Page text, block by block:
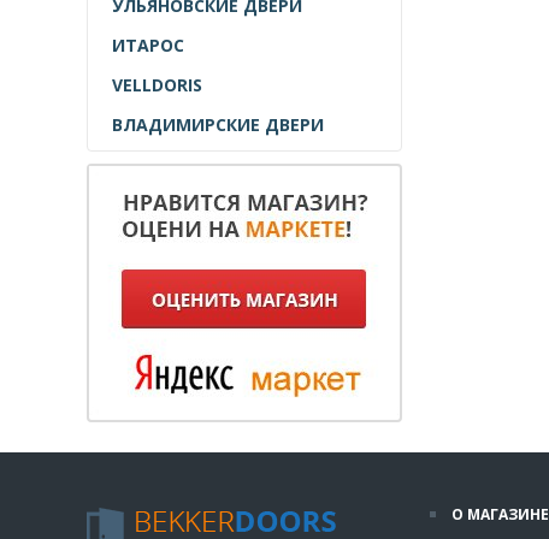
УЛЬЯНОВСКИЕ ДВЕРИ
ИТАРОС
VELLDORIS
ВЛАДИМИРСКИЕ ДВЕРИ
О МАГАЗИНЕ